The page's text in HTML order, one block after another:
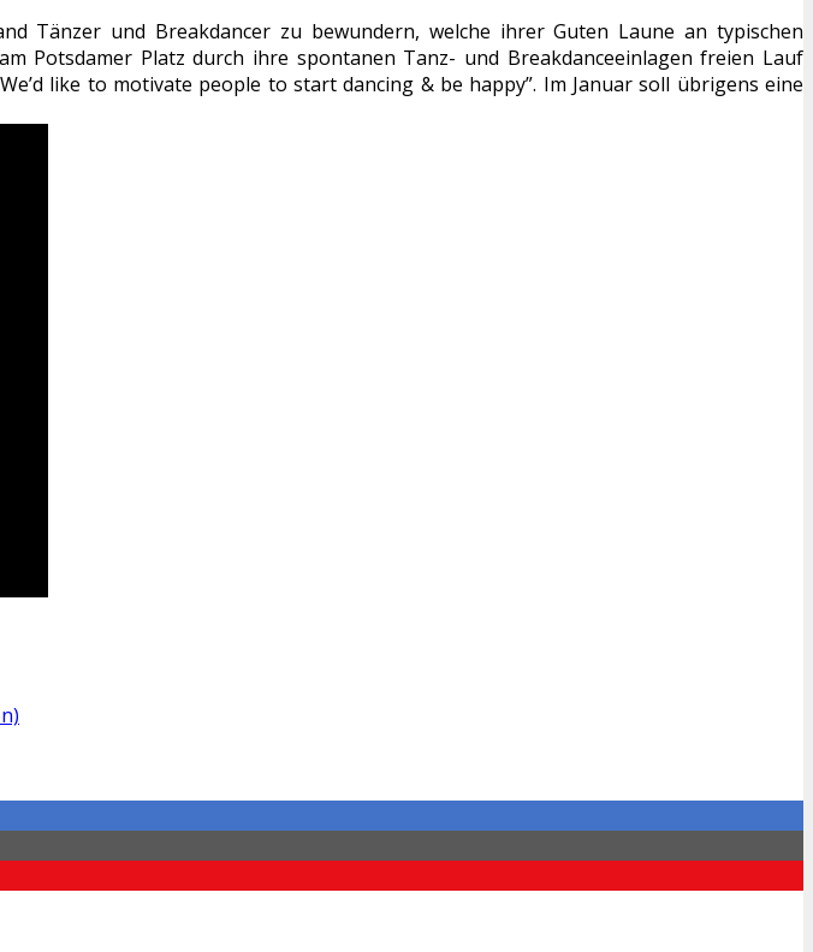
Tänzer und Breakdancer zu bewundern, welche ihrer Guten Laune an typischen
Potsdamer Platz durch ihre spontanen Tanz- und Breakdanceeinlagen freien Lauf
like to motivate people to start dancing & be happy”. Im Januar soll übrigens eine